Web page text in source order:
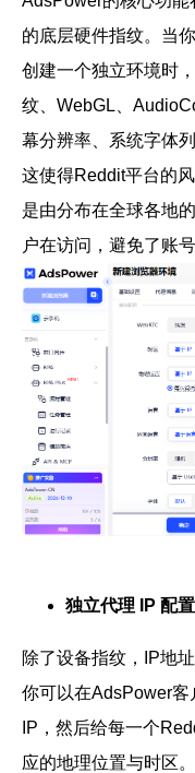
的底层硬件指纹。当
创建一个独立环境时
纹、WebGL、
幕分辨率、系统字体
这使得Reddit平台的
是由分布在全球各地
户在访问，避免了账
独立代理 IP 配置
除了设备指纹，IP地
你可以在AdsPower
IP，然后给每一个
应的地理位置与时区